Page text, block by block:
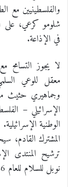
والفلسطينيين مع
شلومو كرعي، على
في الإذاعة.
لا يجوز
معقل للوعي
وجماهيري حثيث
الإسرائيلي –
الوطنية
المشترك
ترشيح المنتدى
نوبل للسلام للعام 2026.